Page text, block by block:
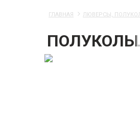
ГЛАВНАЯ ЛЮВЕРСЫ,